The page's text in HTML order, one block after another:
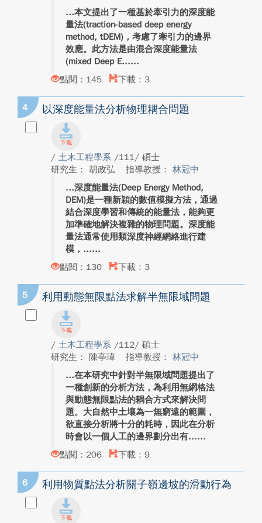
本文提出了一種基於牽引力的深度能
量法(traction-based deep energy
method, tDEM)，考慮了牽引力的邊界
效應。此方法是由混合深度能量法
(mixed Deep E...
點閱：145
下載：3
4 以深度能量法分析物理耦合問題
/ 土木工程學系 /111/ 碩士
研究生： 胡政弘
指導教授： 林冠中
深度能量法(Deep Energy Method,
DEM)是一種新穎的數值模擬方法，通過
結合深度學習和傳統的能量法，能夠更
加準確地解決複雜的物理問題。深度能
量法通常使用類深度神經網絡進行建
模，...
點閱：130
下載：3
5 利⽤動態無限點法求解半無限域問題
/ 土木工程學系 /112/ 碩士
研究生： 陳亭瑋
指導教授： 林冠中
在本研究中針對半無限域問題提出了
一種創新的分析方法，為利用無網格法
與動態無限點法的耦合方式來解決問
題。大自然中土壤為一無窮遠的範圍，
欲直接分析將十分的耗時，因此在分析
時會以一個人工的邊界劃分出有...
點閱：206
下載：9
6 利用物質點法分析關子嶺邊坡的滑動行為